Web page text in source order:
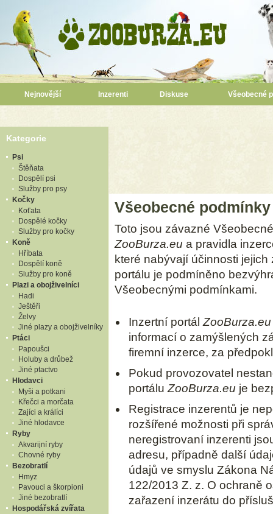
Nejnovější Inzerenti Diskuse Všeobecné
Kategorie
Psi
Štěňata
Dospělí psi
Služby pro psy
Kočky
Koťata
Dospělé kočky
Služby pro kočky
Koně
Hříbata
Dospělí koně
Služby pro koně
Plazi a obojživelníci
Hadi
Ještěři
Želvy
Jiné plazy a obojživelníky
Ptáci
Papoušci
Holuby a drůbež
Jiné ptactvo
Hlodavci
Myši a potkani
Křečci a morčata
Zajíci a králíci
Jiné hlodavce
Ryby
Akvarijní ryby
Chovné ryby
Bezobratlí
Hmyz
Pavouci a škorpioni
Jiné bezobratlí
Hospodářská zvířata
Všeobecné podmínky
Toto jsou závazné
ZooBurza.eu a pravidla
které nabývají účinnosti
portálu je podmíněno
Všeobecnými podmínkami.
Inzertní portál ZooBurza.eu
informací o zamýšlených
firemní inzerce, za
Pokud provozovatel
portálu ZooBurza.eu je
Registrace inzerentů je
rozšířené možnosti při
neregistrovaní inzerenti
adresu, případně další
údajů ve smyslu Zákona
122/2013 Z. z. O ochraně
zařazení inzerátu do